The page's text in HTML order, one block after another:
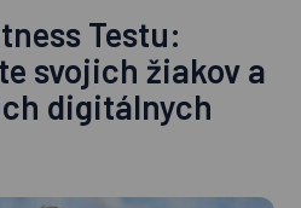
Testu:
svojich žiakov a
digitálnych